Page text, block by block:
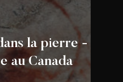
la pierre -
au Canada